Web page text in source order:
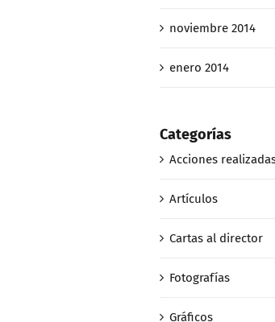
noviembre 2014
enero 2014
Categorías
Acciones
Artículos
Cartas al director
Fotografías
Gráficos